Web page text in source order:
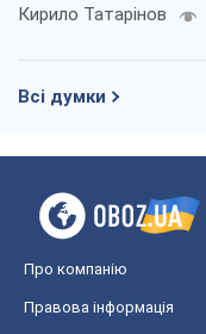
Кирило Татарінов
Всі думки
Про компанію
Правова інформація